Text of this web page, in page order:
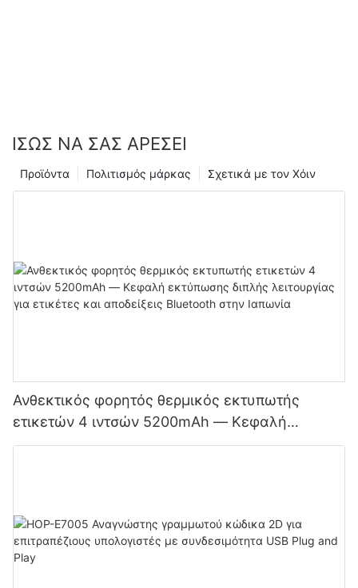
ΊΣΩΣ ΝΑ ΣΑΣ ΑΡΈΣΕΙ
Σχετικά με τον Χόιν
Πολιτισμός μάρκας
Προϊόντα
Ανθεκτικός φορητός θερμικός εκτυπωτής
ετικετών 4 ιντσών 5200mAh — Κεφαλή
εκτύπωσης διπλής λειτουργίας για ετικέτες και